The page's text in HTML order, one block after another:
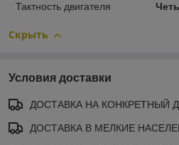
Тактность двигателя
Скрыть
Условия доставки
ДОСТАВКА НА КОНКРЕТНЫЙ
ДОСТАВКА В МЕЛКИЕ